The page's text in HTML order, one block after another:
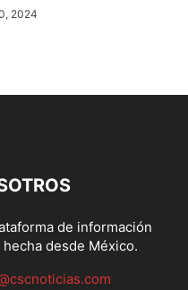
2024
de información
desde México.